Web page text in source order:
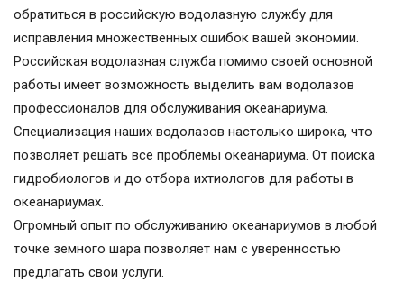
обратиться в российскую водолазную службу для
исправления множественных ошибок вашей экономии.
Российская водолазная служба помимо своей основной
работы имеет возможность выделить вам водолазов
профессионалов для обслуживания океанариума.
Специализация наших водолазов настолько широка, что
позволяет решать все проблемы океанариума. От поиска
гидробиологов и до отбора ихтиологов для работы в
океанариумах.
Огромный опыт по обслуживанию океанариумов в любой
точке земного шара позволяет нам с уверенностью
предлагать свои услуги.